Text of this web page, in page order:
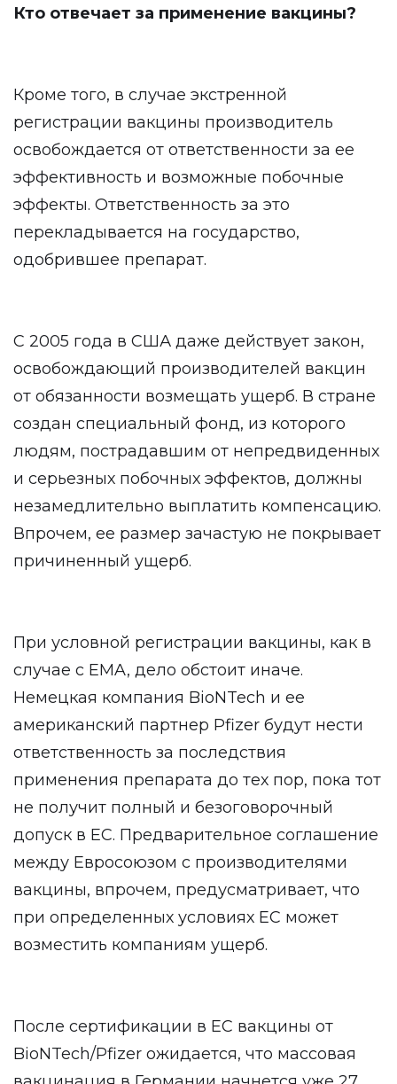
Кто отвечает за применение вакцины?
Кроме того, в случае экстренной
регистрации вакцины производитель
освобождается от ответственности за ее
эффективность и возможные побочные
эффекты. Ответственность за это
перекладывается на государство,
одобрившее препарат.
С 2005 года в США даже действует закон,
освобождающий производителей вакцин
от обязанности возмещать ущерб. В стране
создан специальный фонд, из которого
людям, пострадавшим от непредвиденных
и серьезных побочных эффектов, должны
незамедлительно выплатить компенсацию.
Впрочем, ее размер зачастую не покрывает
причиненный ущерб.
При условной регистрации вакцины, как в
случае с EMA, дело обстоит иначе.
Немецкая компания BioNTech и ее
американский партнер Pfizer будут нести
ответственность за последствия
применения препарата до тех пор, пока тот
не получит полный и безоговорочный
допуск в ЕС. Предварительное соглашение
между Евросоюзом с производителями
вакцины, впрочем, предусматривает, что
при определенных условиях ЕС может
возместить компаниям ущерб.
После сертификации в ЕС вакцины от
BioNTech/Pfizer ожидается, что массовая